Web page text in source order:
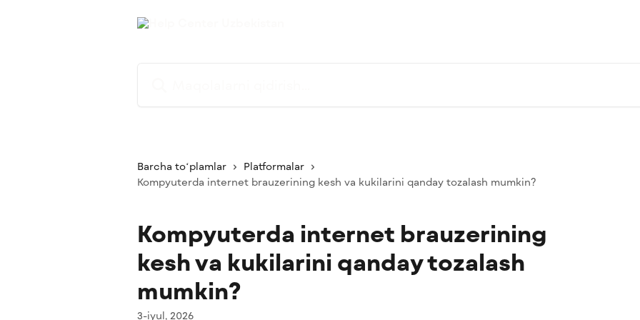
Barcha toʻplamlar
Platformalar
Kompyuterda internet brauzerining kesh va kukilarini qanday tozalash mumkin?
Kompyuterda internet brauzerining
kesh va kukilarini qanday tozalash
mumkin?
3-iyul, 2026